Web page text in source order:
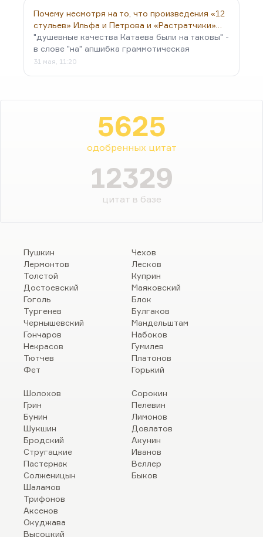
Почему несмотря на то, что произведения «12
стульев» Ильфа и Петрова и «Растратчики»…
"душевные качества Катаева были на таковы" -
в слове "на" апшибка граммотическая
31 мая, 11:20
5625
одобренных цитат
12329
цитат в базе
Пушкин
Лермонтов
Толстой
Достоевский
Гоголь
Тургенев
Чернышевский
Гончаров
Некрасов
Тютчев
Фет
Чехов
Лесков
Куприн
Маяковский
Блок
Булгаков
Мандельштам
Набоков
Гумилев
Платонов
Горький
Шолохов
Грин
Бунин
Шукшин
Бродский
Стругацкие
Пастернак
Солженицын
Шаламов
Трифонов
Аксенов
Окуджава
Высоцкий
Сорокин
Пелевин
Лимонов
Довлатов
Акунин
Иванов
Веллер
Быков